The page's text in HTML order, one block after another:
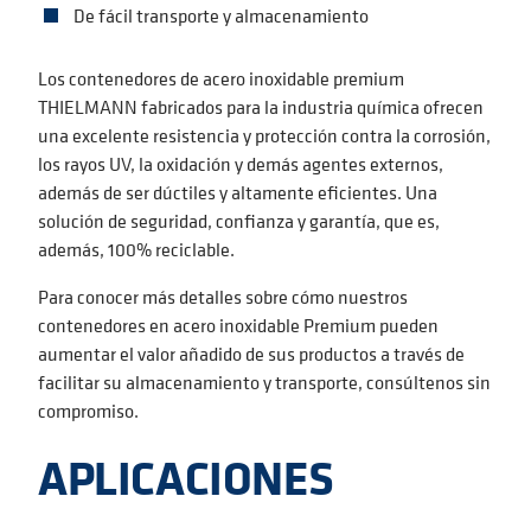
De fácil transporte y almacenamiento
Los contenedores de acero inoxidable premium
THIELMANN fabricados para la industria química ofrecen
una excelente resistencia y protección contra la corrosión,
los rayos UV, la oxidación y demás agentes externos,
además de ser dúctiles y altamente eficientes. Una
solución de seguridad, confianza y garantía, que es,
además, 100% reciclable.
Para conocer más detalles sobre cómo nuestros
contenedores en acero inoxidable Premium pueden
aumentar el valor añadido de sus productos a través de
facilitar su almacenamiento y transporte, consúltenos sin
compromiso.
APLICACIONES